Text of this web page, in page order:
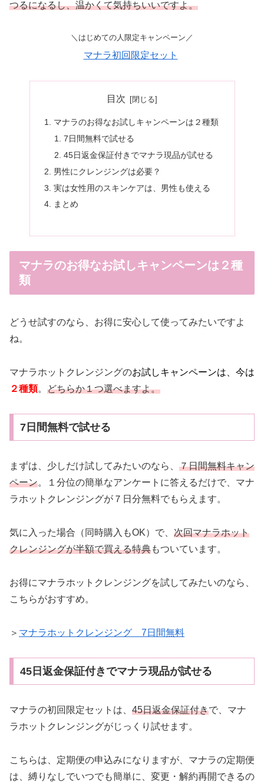
つるになるし、温かくて気持ちいいですよ。
＼はじめての人限定キャンペーン／
マナラ初回限定セット
目次
マナラのお得なお試しキャンペーンは２種類
7日間無料で試せる
45日返金保証付きでマナラ現品が試せる
男性にクレンジングは必要？
実は女性用のスキンケアは、男性も使える
まとめ
マナラのお得なお試しキャンペーンは２種
類
どうせ試すのなら、お得に安心して使ってみたいですよ
ね。
マナラホットクレンジングのお試しキャンペーンは、今は
２種類。 どちらか１つ選べますよ。
7日間無料で試せる
まずは、少しだけ試してみたいのなら、 ７日間無料キャン
ペーン。１分位の簡単なアンケートに答えるだけで、マナ
ラホットクレンジングが７日分無料でもらえます。
気に入った場合（同時購入もOK）で、 次回マナラホット
クレンジングが半額で買える特典もついています。
お得にマナラホットクレンジングを試してみたいのなら、
こちらがおすすめ。
＞ マナラホットクレンジング 7日間無料
45日返金保証付きでマナラ現品が試せる
マナラの初回限定セットは、 45日返金保証付きで、マナ
ラホットクレンジングがじっくり試せます。
こちらは、定期便の申込みになりますが、マナラの定期便
は、縛りなしでいつでも簡単に、変更・解約再開できるの